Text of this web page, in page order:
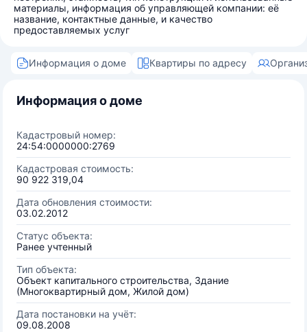
материалы, информация об управляющей компании: её
название, контактные данные, и качество
предоставляемых услуг
Информация о доме Квартиры по адресу
Информация о доме
Кадастровый номер:
24:54:0000000:2769
Кадастровая стоимость:
90 922 319,04
Дата обновления стоимости:
03.02.2012
Статус объекта:
Ранее учтенный
Тип объекта:
Объект капитального строительства, Здание
(Многоквартирный дом, Жилой дом)
Дата постановки на учёт:
09.08.2008